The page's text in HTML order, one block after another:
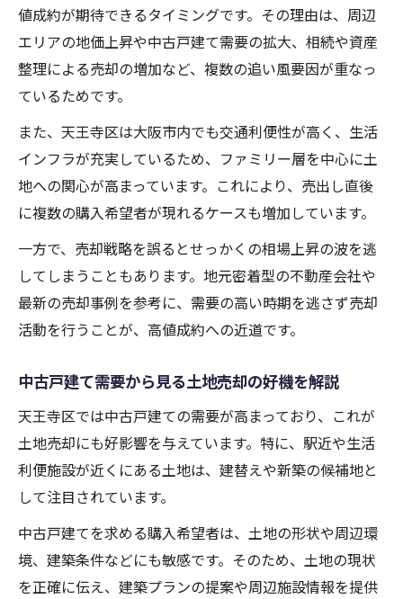
値成約が期待できるタイミングです。その理由は、周辺
エリアの地価上昇や中古戸建て需要の拡大、相続や資産
整理による売却の増加など、複数の追い風要因が重なっ
ているためです。
また、天王寺区は大阪市内でも交通利便性が高く、生活
インフラが充実しているため、ファミリー層を中心に土
地への関心が高まっています。これにより、売出し直後
に複数の購入希望者が現れるケースも増加しています。
一方で、売却戦略を誤るとせっかくの相場上昇の波を逃
してしまうこともあります。地元密着型の不動産会社や
最新の売却事例を参考に、需要の高い時期を逃さず売却
活動を行うことが、高値成約への近道です。
中古戸建て需要から見る土地売却の好機を解説
天王寺区では中古戸建ての需要が高まっており、これが
土地売却にも好影響を与えています。特に、駅近や生活
利便施設が近くにある土地は、建替えや新築の候補地と
して注目されています。
中古戸建てを求める購入希望者は、土地の形状や周辺環
境、建築条件などにも敏感です。そのため、土地の現状
を正確に伝え、建築プランの提案や周辺施設情報を提供